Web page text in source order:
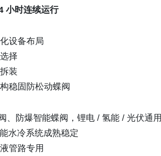
小时连续运行
设备布局
择
装
稳固防松动蝶阀
、防爆智能蝶阀，锂电 / 氢能 / 光伏通用
水冷系统成熟稳定
管路专用